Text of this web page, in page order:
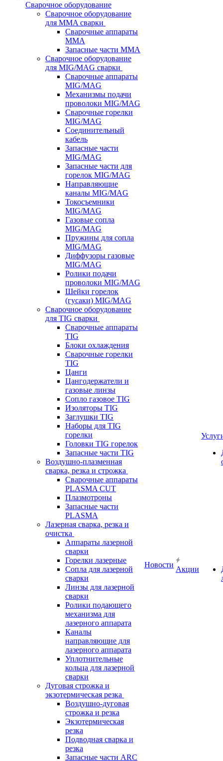
Сварочное оборудование
Сварочное оборудование
для MMA сварки
Сварочные аппараты
MMA
Запасные части MMA
Сварочное оборудование
для MIG/MAG сварки
Сварочные аппараты
MIG/MAG
Механизмы подачи
проволоки MIG/MAG
Сварочные горелки
MIG/MAG
Соединительный
кабель
Запасные части
MIG/MAG
Запасные части для
горелок MIG/MAG
Направляющие
каналы MIG/MAG
Токосъемники
MIG/MAG
Газовые сопла
MIG/MAG
Пружины для сопла
MIG/MAG
Диффузоры газовые
MIG/MAG
Ролики подачи
проволоки MIG/MAG
Шейки горелок
(гусаки) MIG/MAG
Сварочное оборудование
для TIG сварки
Сварочные аппараты
TIG
Блоки охлаждения
Сварочные горелки
TIG
Цанги
Цангодержатели и
газовые линзы
Сопло газовое TIG
Изоляторы TIG
Заглушки TIG
Наборы для TIG
горелки
Головки TIG горелок
Запасные части TIG
Воздушно-плазменная
сварка, резка и строжка
Сварочные аппараты
PLASMA CUT
Плазмотроны
Запасные части
PLASMA
Лазерная сварка, резка и
очистка
Аппараты лазерной
сварки
Горелки лазерные
Сопла для лазерной
сварки
Линзы для лазерной
сварки
Ролики подающего
механизма для
лазерного аппарата
Каналы
направляющие для
лазерного аппарата
Уплотнительные
кольца для лазерной
сварки
Дуговая строжка и
экзотермическая резка
Воздушно-дуговая
строжка и резка
Экзотермическая
резка
Подводная сварка и
резка
Запасные части ARC
Новости
Акции